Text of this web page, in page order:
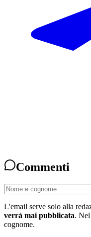
Commenti
L'email serve solo alla
verrà mai pubblicata.
cognome.